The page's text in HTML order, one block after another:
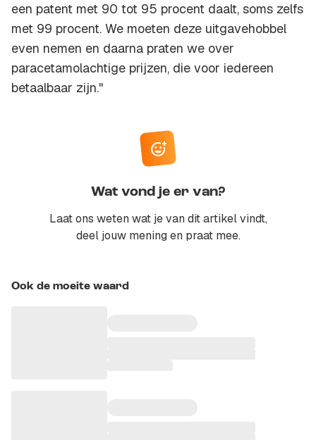
een patent met 90 tot 95 procent daalt, soms zelfs
met 99 procent. We moeten deze uitgavehobbel
even nemen en daarna praten we over
paracetamolachtige prijzen, die voor iedereen
betaalbaar zijn."
Wat vond je er van?
Laat ons weten wat je van dit artikel vindt,
deel jouw mening en praat mee.
Ook de moeite waard